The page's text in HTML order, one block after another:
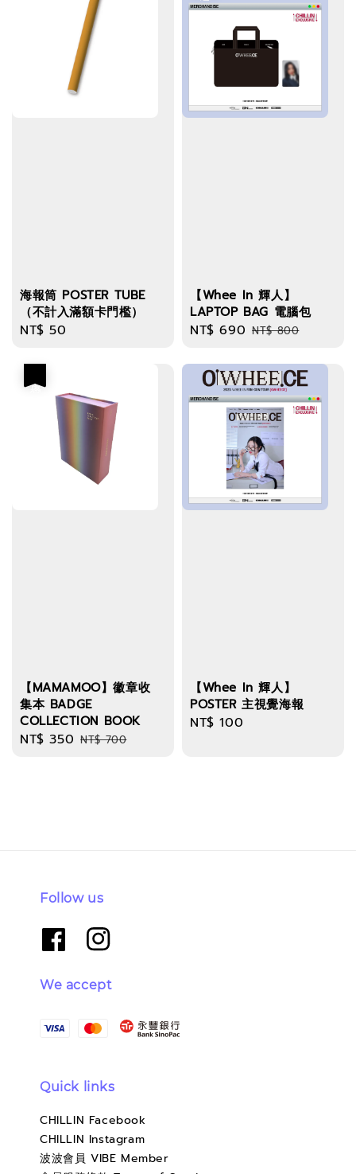
海報筒 POSTER TUBE
（不計入滿額卡門檻）
Regular
NT$ 50
【Whee In 輝人】
LAPTOP BAG 電腦包
Sale
NT$ 690 Regular
NT$ 800
【MAMAMOO】徽章收
集本 BADGE
COLLECTION BOOK
Sale
NT$ 350 Regular
NT$ 700
【Whee In 輝人】
POSTER 主視覺海報
Regular
NT$ 100
Follow us
We accept
Quick links
CHILLIN Facebook
CHILLIN Instagram
波波會員 VIBE Member